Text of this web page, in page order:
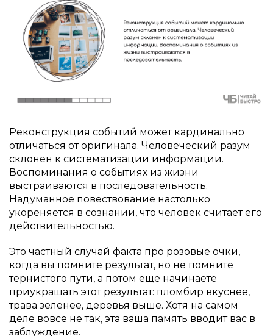
Реконструкция событий может кардинально
отличаться от оригинала. Человеческий разум
склонен к систематизации информации.
Воспоминания о событиях из жизни
выстраиваются в последовательность.
Надуманное повествование настолько
укореняется в сознании, что человек считает его
действительностью.
Это частный случай факта про розовые очки,
когда вы помните результат, но не помните
тернистого пути, а потом еще начинаете
приукрашать этот результат: пломбир вкуснее,
трава зеленее, деревья выше. Хотя на самом
деле вовсе не так, эта ваша память вводит вас в
заблуждение.